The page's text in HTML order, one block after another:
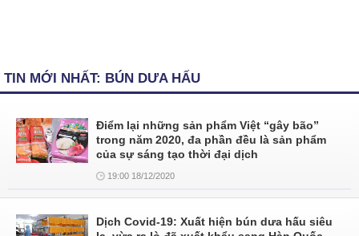
TIN MỚI NHẤT: BÚN DƯA HẤU
Điểm lại những sản phẩm Việt “gây bão”
trong năm 2020, đa phần đều là sản phẩm
của sự sáng tạo thời đại dịch
19:00 18/12/2020
Dịch Covid-19: Xuất hiện bún dưa hấu siêu